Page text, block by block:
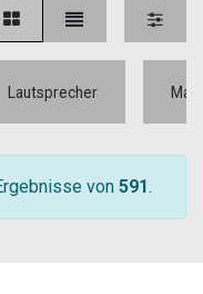
Lautsprecher
von 591.